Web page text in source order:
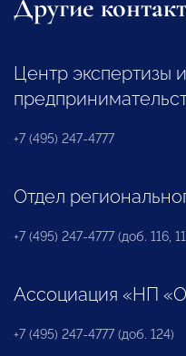
Другие
Центр экспертизы
+7 (495) 247-4777
Отдел
+7 (495) 247-4777 (доб. 116,
Ассоциация «НП
+7 (495) 247-4777 (доб. 124)